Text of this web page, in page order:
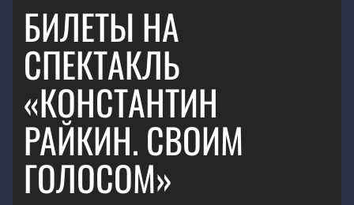
БИЛЕТЫ НА
СПЕКТАКЛЬ
«КОНСТАНТИН
РАЙКИН. СВОИМ
ГОЛОСОМ»